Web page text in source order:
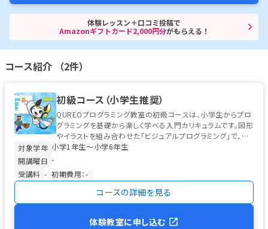
体験レッスン＋口コミ投稿で
Amazonギフトカード2,000円分がもらえる！
コース紹介 （2件）
初級コース（小学生推奨）
QUREOプログラミング教室の初級コースは、小学生からプロ
グラミングを基礎から楽しく学べる入門カリキュラムです。図形
やイラストを組み合わせた「ビジュアルプログラミング」で、初
めてのお子様でも安心...
対象学年 小学1年生〜小学6年生
開講曜日 -
受講料 - 初期費用：-
コースの詳細を見る
体験教室に申し込む